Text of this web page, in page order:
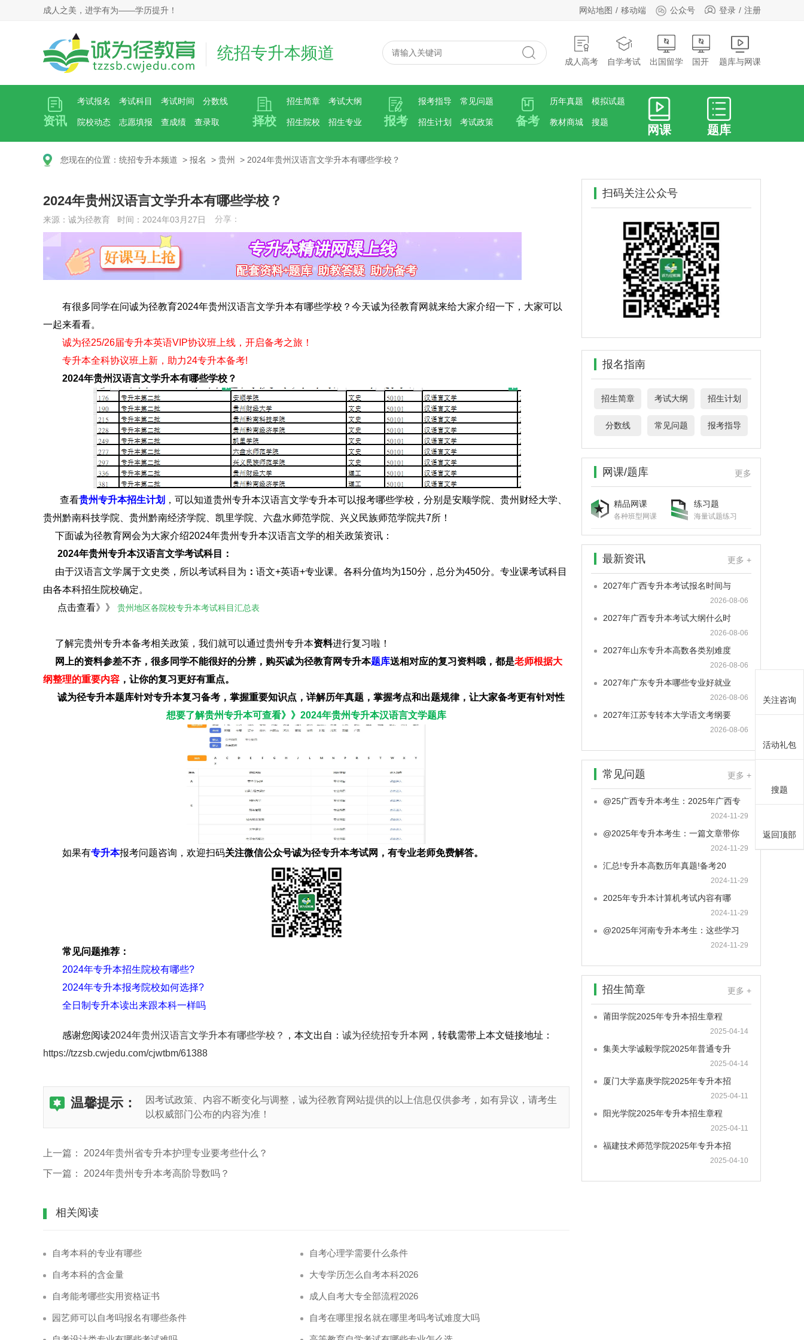
成人之美，进学有为——学历提升！ 网站地图 移动端 公众号 登录 注册
统招专升本频道 成人高考 自学考试 出国留学 国开 题库与网课
资讯
考试报名 考试科目 考试时间 分数线
院校动态 志愿填报 查成绩 查录取 择校
招生简章 考试大纲
招生院校 招生专业 报考
报考指导 常见问题
招生计划 考试政策 备考
历年真题 模拟试题
教材商城 搜题
网课 题库
您现在的位置： 统招专升本频道 > 报名 > 贵州 > 2024年贵州汉语言文学升本有哪些学校？
2024年贵州汉语言文学升本有哪些学校？
来源：诚为径教育 时间：2024年03月27日 分享：
有很多同学在问诚为径教育2024年贵州汉语言文学升本有哪些学校？今天诚为径教育网就来给大家介绍一下，大家可以
一起来看看。
诚为径25/26届专升本英语VIP协议班上线，开启备考之旅！
专升本全科协议班上新，助力24专升本备考!
2024年贵州汉语言文学升本有哪些学校？
查看贵州专升本招生计划 ，可以知道贵州专升本汉语言文学专升本可以报考哪些学校，分别是安顺学院、贵州财经大学、
贵州黔南科技学院、贵州黔南经济学院、凯里学院、六盘水师范学院、兴义民族师范学院共7所！
下面诚为径教育网会为大家介绍2024年贵州专升本汉语言文学的相关政策资讯：
2024年贵州专升本汉语言文学考试科目：
由于汉语言文学属于文史类，所以考试科目为 ： 语文+英语+专业课。各科分值均为150分，总分为450分。专业课考试科目
由各本科招生院校确定。
点击查看》》 贵州地区各院校专升本考试科目汇总表
了解完贵州专升本备考相关政策，我们就可以通过贵州专升本资料进行复习啦！
网上的资料参差不齐，很多同学不能很好的分辨，购买诚为径教育网专升本题库送相对应的复习资料哦，都是老师根据大
纲整理的重要内容 ，让你的复习更好有重点。
诚为径专升本题库针对专升本复习备考，掌握重要知识点，详解历年真题，掌握考点和出题规律，让大家备考更有针对性
想要了解贵州专升本可查看》》2024年贵州专升本汉语言文学题库
如果有专升本报考问题咨询，欢迎扫码关注微信公众号诚为径专升本考试网，有专业老师免费解答。
常见问题推荐：
2024年专升本招生院校有哪些?
2024年专升本报考院校如何选择?
全日制专升本读出来跟本科一样吗
感谢您阅读2024年贵州汉语言文学升本有哪些学校？ ，本文出自： 诚为径统招专升本网 ，转载需带上本文链接地址：
https://tzzsb.cwjedu.com/cjwtbm/61388
温馨提示：
因考试政策、内容不断变化与调整，诚为径教育网站提供的以上信息仅供参考，如有异议，请考生
以权威部门公布的内容为准！
上一篇： 2024年贵州省专升本护理专业要考些什么？
下一篇： 2024年贵州专升本考高阶导数吗？
相关阅读
自考本科的专业有哪些 自考心理学需要什么条件
自考本科的含金量 大专学历怎么自考本科2026
自考能考哪些实用资格证书 成人自考大专全部流程2026
园艺师可以自考吗报名有哪些条件 自考在哪里报名就在哪里考吗考试难度大吗
扫码关注公众号
报名指南
招生简章 考试大纲 招生计划
分数线 常见问题 报考指导
网课/题库 更多
精品网课
各种班型网课
练习题
海量试题练习
最新资讯 更多 +
2027年广西专升本考试报名时间与
2026-08-06
2027年广西专升本考试大纲什么时
2026-08-06
2027年山东专升本高数各类别难度
2026-08-06
2027年广东专升本哪些专业好就业
2026-08-06
2027年江苏专转本大学语文考纲要
2026-08-06
常见问题 更多 +
@25广西专升本考生：2025年广西专
2024-11-29
@2025年专升本考生：一篇文章带你
2024-11-29
汇总!专升本高数历年真题!备考20
2024-11-29
2025年专升本计算机考试内容有哪
2024-11-29
@2025年河南专升本考生：这些学习
2024-11-29
招生简章 更多 +
莆田学院2025年专升本招生章程
2025-04-14
集美大学诚毅学院2025年普通专升
2025-04-14
厦门大学嘉庚学院2025年专升本招
2025-04-11
阳光学院2025年专升本招生章程
2025-04-11
福建技术师范学院2025年专升本招
2025-04-10
关注咨询
活动礼包
搜题
返回顶部